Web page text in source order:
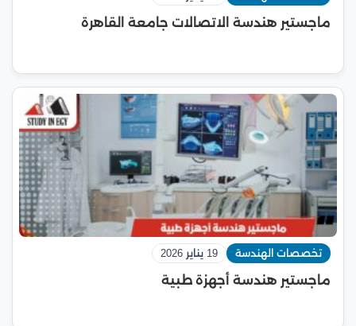
ماجستير هندسة الاتصالات جامعة القاهرة
تخصصات الهندسة 19 يناير 2026
ماجستير هندسة أجهزة طبية